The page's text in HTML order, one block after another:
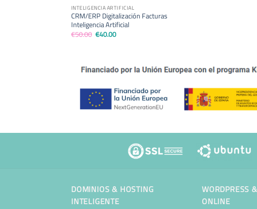
INTELIGENCIA ARTIFICIAL
CRM/ERP Digitalización Facturas
Inteligencia Artificial
€50.00 El
precio
€40.00El
precio
DOMINIOS & HOSTING
INTELIGENTE
WORDPRESS
ONLINE